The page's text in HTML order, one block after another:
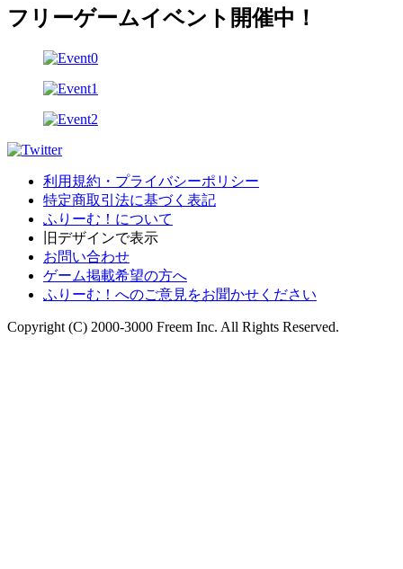
フリーゲームイベント開催中！
利用規約・プライバシーポリシー
特定商取引法に基づく表記
ふりーむ！について
旧デザインで表示
お問い合わせ
ゲーム掲載希望の方へ
ふりーむ！へのご意見をお聞かせください
Copyright (C) 2000-3000 Freem Inc. All Rights Reserved.